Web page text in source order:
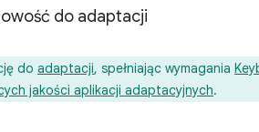
do adaptacji
do adaptacji, spełniając wymagania
jakości aplikacji adaptacyjnych.